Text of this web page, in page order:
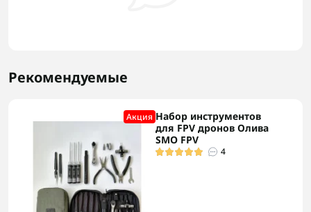
Рекомендуемые
Акция Набор инструментов
для FPV дронов Олива
SMO FPV
4